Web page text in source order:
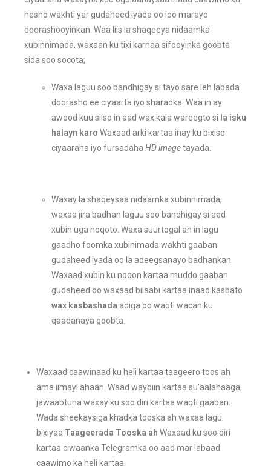
hesho wakhti yar gudaheed iyada oo loo marayo
doorashooyinkan. Waa liis la shaqeeya nidaamka
xubinnimada, waxaan ku tixi karnaa sifooyinka goobta
sida soo socota;
Waxa laguu soo bandhigay si tayo sare leh labada
doorasho ee ciyaarta iyo sharadka. Waa in ay
awood kuu siiso in aad wax kala wareegto si la isku
halayn karo Waxaad arki kartaa inay ku bixiso
ciyaaraha iyo fursadahaHD imagetayada.
Waxay la shaqeysaa nidaamka xubinnimada,
waxaa jira badhan laguu soo bandhigay si aad
xubin uga noqoto. Waxa suurtogal ah in lagu
gaadho foomka xubinimada wakhti gaaban
gudaheed iyada oo la adeegsanayo badhankan.
Waxaad xubin ku noqon kartaa muddo gaaban
gudaheed oo waxaad bilaabi kartaa inaad kasbato
wax kasbashada adiga oo waqti wacan ku
qaadanaya goobta.
Waxaad caawinaad ku heli kartaa taageero toos ah
ama iimayl ahaan. Waad waydiin kartaa su’aalahaaga,
jawaabtuna waxay ku soo diri kartaa waqti gaaban.
Wada sheekaysiga khadka tooska ah waxaa lagu
bixiyaa Taageerada Tooska ah Waxaad ku soo diri
kartaa ciwaanka Telegramka oo aad mar labaad
caawimo ka heli kartaa.